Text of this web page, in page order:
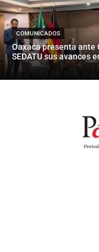
COMUNICADOS
Oaxaca presenta ante
SEDATU sus avances